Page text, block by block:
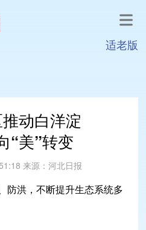
适老版
动白洋淀
“美”转变
来源： 河北日报
防洪，不断提升生态系统多